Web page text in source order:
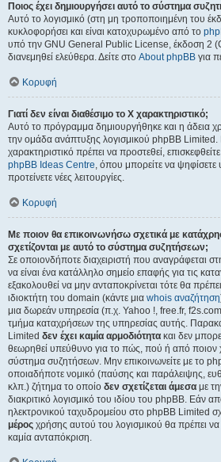
Ποιος έχει δημιουργήσει αυτό το σύστημα
Αυτό το λογισμικό (στη μη τροποποιημένη του
κυκλοφορήσει και είναι κατοχυρωμένο από το
υπό την GNU General Public License, έκδοση 2
διανεμηθεί ελεύθερα. Δείτε στο About phpBB για
Κορυφή
Γιατί δεν είναι διαθέσιμο το Χ χαρακτηριστικό;
Αυτό το πρόγραμμα δημιουργήθηκε και η άδεια
την ομάδα ανάπτυξης λογισμικού phpBB Limited.
χαρακτηριστικό πρέπει να προστεθεί,
phpBB Ideas Centre, όπου μπορείτε να ψηφίσετε
προτείνετε νέες λειτουργίες.
Κορυφή
Με ποιον θα επικοινωνήσω σχετικά με
σχετίζονται με αυτό το σύστημα συζητήσεων;
Σε οποιονδήποτε διαχειριστή που αναγράφεται
να είναι ένα κατάλληλο σημείο επαφής για τις
εξακολουθεί να μην ανταποκρίνεται τότε θα
ιδιοκτήτη του domain (κάντε μια whois αναζήτηση
μια δωρεάν υπηρεσία (π.χ. Yahoo !, free.fr,
τμήμα καταχρήσεων της υπηρεσίας αυτής.
Limited δεν έχει καμία αρμοδιότητα και δεν
θεωρηθεί υπεύθυνο για το πώς, πού ή από ποιον
σύστημα συζητήσεων. Μην επικοινωνείτε με το
οποιαδήποτε νομικό (παύσης και παράλειψης,
κλπ.) ζήτημα το οποίο δεν σχετίζεται άμεσα με
διακριτικό λογισμικό του ιδίου του phpBB. Εάν
ηλεκτρονικού ταχυδρομείου στο phpBB Limited
μέρος χρήσης αυτού του λογισμικού θα πρέπει να
καμία ανταπόκριση.